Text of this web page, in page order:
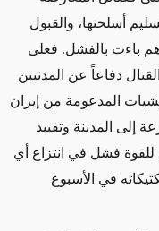
أسلحتها، والقبول
باءت بالفشل. فعلى
دفاعاً عن المدنيين
المدعومة من إيران
إلى المدينة وتقييد
فشل في انتزاع أي
في الأسبوع